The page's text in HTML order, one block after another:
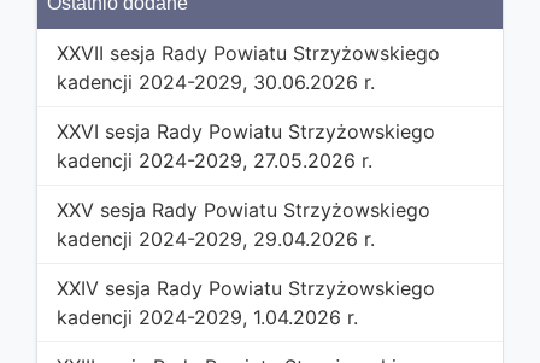
XXVII sesja Rady Powiatu Strzyżowskiego
kadencji 2024-2029, 30.06.2026 r.
XXVI sesja Rady Powiatu Strzyżowskiego
kadencji 2024-2029, 27.05.2026 r.
XXV sesja Rady Powiatu Strzyżowskiego
kadencji 2024-2029, 29.04.2026 r.
XXIV sesja Rady Powiatu Strzyżowskiego
kadencji 2024-2029, 1.04.2026 r.